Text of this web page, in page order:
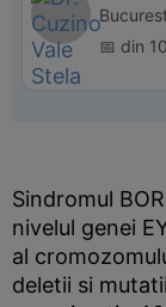
📅 din
Sindromul
nivelul genei
al
deletii si